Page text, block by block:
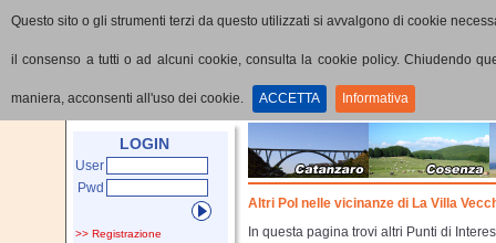
Questo sito o gli strumenti terzi da questo utilizzati si avvalgono di cookie
il consenso a tutti o ad alcuni cookie, consulta la cookie policy. Chiudendo
maniera, acconsenti all'uso dei cookie. ACCETTA Informativa
Dettaglio PoI
LOGIN
User
Pwd
>> Registrazione
Altri PoI nelle vicinanze di La Villa
In questa pagina trovi altri Punti di